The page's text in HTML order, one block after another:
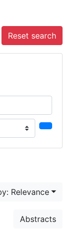
Reset search
Relevance
Abstracts